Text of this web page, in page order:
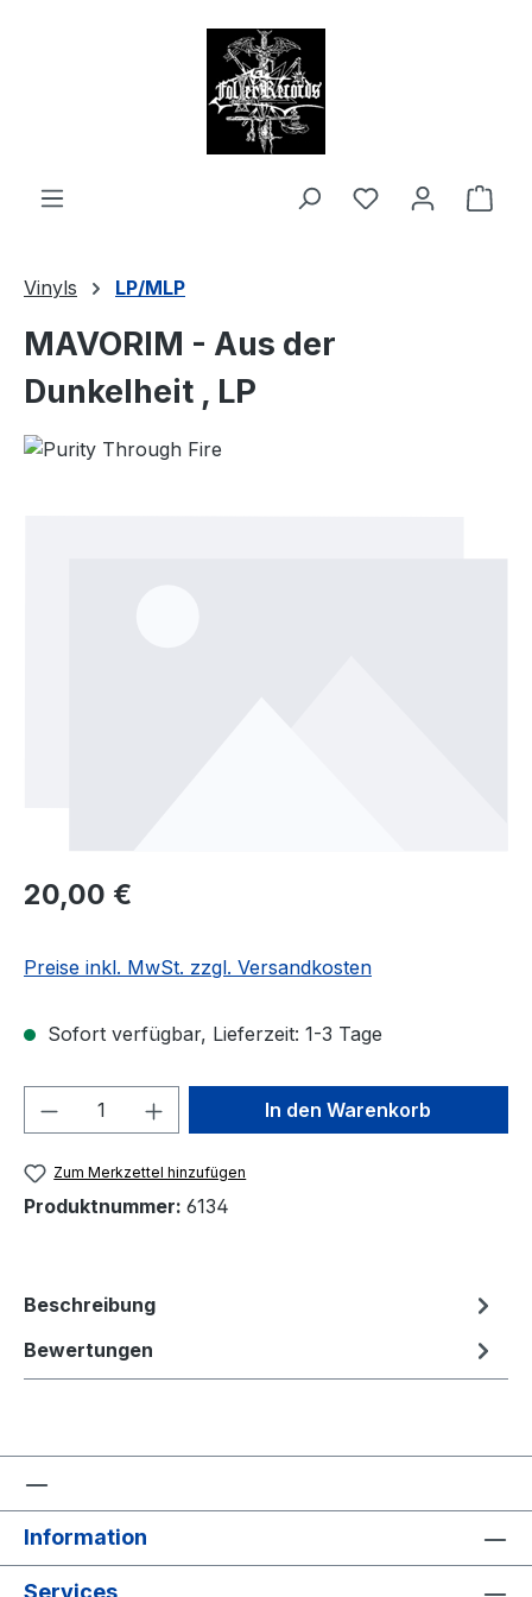
Vinyls LP/MLP
MAVORIM - Aus der
Dunkelheit , LP
Regulärer Preis:
20,00 €
Preise inkl. MwSt. zzgl. Versandkosten
Sofort verfügbar, Lieferzeit: 1-3 Tage
Produkt Anzahl: Gib denIn den Warenkorb
Zum Merkzettel hinzufügen
Produktnummer: 6134
Beschreibung
Bewertungen
Information
Services